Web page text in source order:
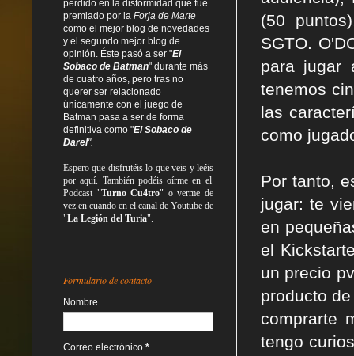
(50
SGTO.
para jugar
tenemos
las
como
Por tanto,
jugar: te
en
el
un precio
producto
comprarte
tengo
perdido en la disformidad que fue
premiado por la Forja de Marte
como el mejor blog de novedades
y el segundo mejor blog de
opinión. Éste pasó a ser "El
Sobaco de Batman" durante más
de cuatro años, pero tras no
querer ser relacionado
únicamente con el juego de
Batman pasa a ser de forma
definitiva como "El Sobaco de
Darel".
Espero que disfrutéis lo queveis yleéis
por aquí. También podéis oírme en el
Podcast "Turno Cu4tro" o verme de
vez en cuando en el canal de Youtube de
"La Legión del Turia".
Formulario de contacto
Nombre
Correo electrónico *